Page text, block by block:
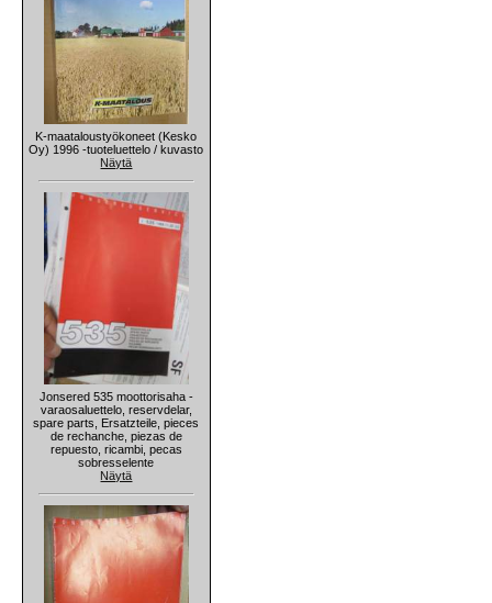
K-maataloustyökoneet (Kesko
Oy) 1996 -tuoteluettelo / kuvasto
Näytä
Jonsered 535 moottorisaha -
varaosaluettelo, reservdelar,
spare parts, Ersatzteile, pieces
de rechanche, piezas de
repuesto, ricambi, pecas
sobresselente
Näytä